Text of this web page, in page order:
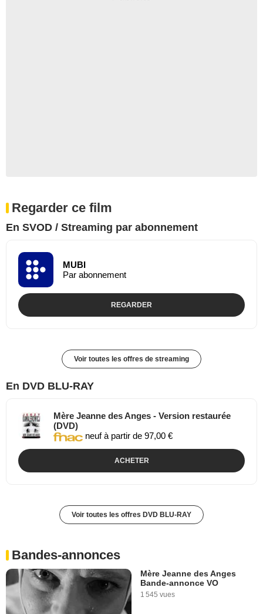
Regarder ce film
En SVOD / Streaming par abonnement
MUBI
Par abonnement
REGARDER
Voir toutes les offres de streaming
En DVD BLU-RAY
Mère Jeanne des Anges - Version restaurée
(DVD)
neuf à partir de 97,00 €
ACHETER
Voir toutes les offres DVD BLU-RAY
Bandes-annonces
Mère Jeanne des Anges
Bande-annonce VO
1 545 vues